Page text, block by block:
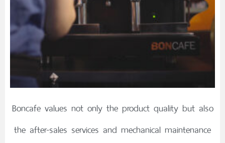
Boncafe values not only the product quality but also
the after-sales services and mechanical maintenance